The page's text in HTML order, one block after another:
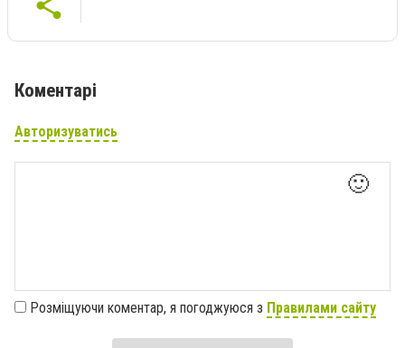
Коментарі
Авторизуватись
🙂
Розміщуючи коментар, я погоджуюся з Правилами сайту